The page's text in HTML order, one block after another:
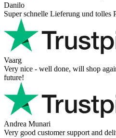
Danilo
Super schnelle Lieferung und tolles
Vaarg
Very nice - well done, will shop
future!
Andrea Munari
Very good customer support and